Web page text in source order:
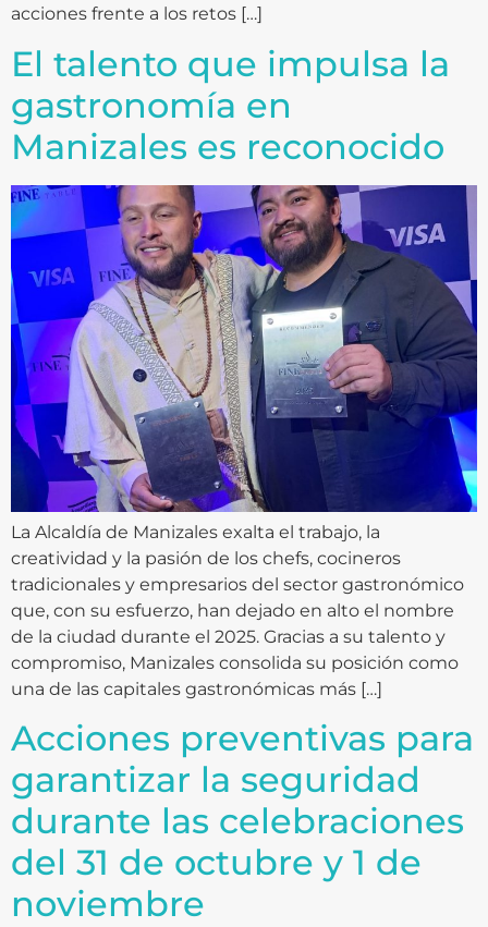
acciones frente a los retos […]
El talento que impulsa la
gastronomía en
Manizales es reconocido
La Alcaldía de Manizales exalta el trabajo, la
creatividad y la pasión de los chefs, cocineros
tradicionales y empresarios del sector gastronómico
que, con su esfuerzo, han dejado en alto el nombre
de la ciudad durante el 2025. Gracias a su talento y
compromiso, Manizales consolida su posición como
una de las capitales gastronómicas más […]
Acciones preventivas para
garantizar la seguridad
durante las celebraciones
del 31 de octubre y 1 de
noviembre